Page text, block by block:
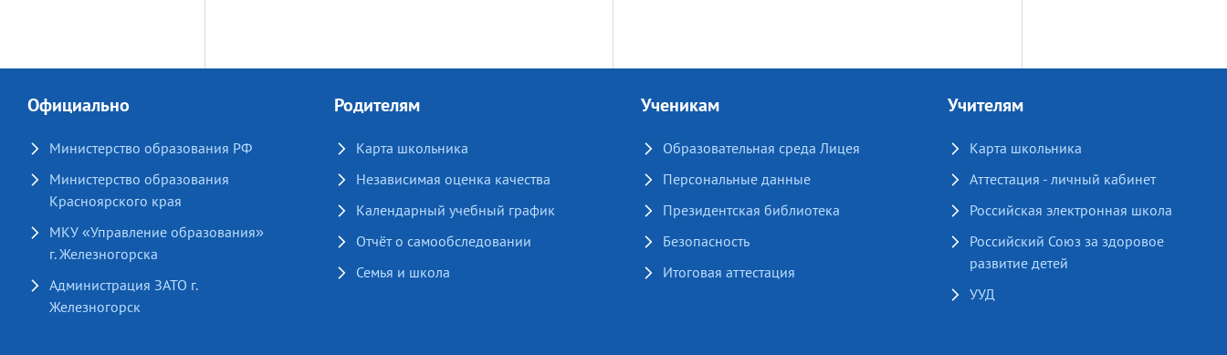
Официально
Министерство образования РФ
Министерство образования
Красноярского края
МКУ «Управление образования»
г. Железногорска
Администрация ЗАТО г.
Железногорск
Родителям
Карта школьника
Независимая оценка качества
Календарный учебный график
Отчёт о самообследовании
Семья и школа
Ученикам
Образовательная среда Лицея
Персональные данные
Президентская библиотека
Безопасность
Итоговая аттестация
Учителям
Карта школьника
Аттестация - личный кабинет
Российская электронная школа
Российский Союз за здоровое
развитие детей
УУД